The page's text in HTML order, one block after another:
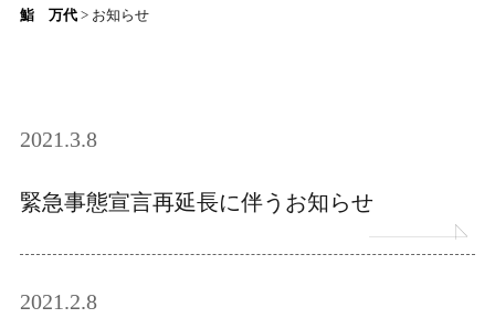
鮨 万代> お知らせ
2021.3.8
緊急事態宣言再延長に伴うお知らせ
2021.2.8